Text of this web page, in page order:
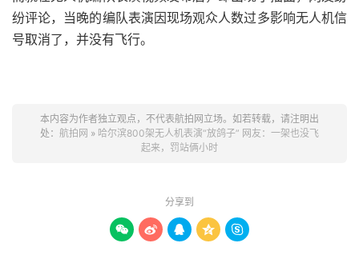
纷评论，当晚的编队表演因现场观众人数过多影响无人机信
号取消了，并没有飞行。
本内容为作者独立观点，不代表航拍网立场。如若转载，请注明出
处： 航拍网 » 哈尔滨800架无人机表演“放鸽子” 网友：一架也没飞
起来，罚站俩小时
分享到
    